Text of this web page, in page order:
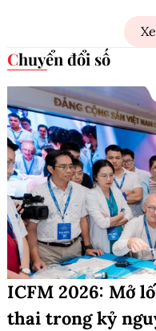
Chuyển đổi số
ICFM 2026: Mở
thai trong kỷ